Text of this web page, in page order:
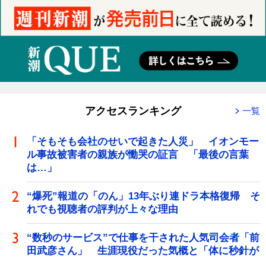
アクセスランキング 一覧
「そもそも会社のせいで起きた人災」 イオンモー
ル事故被害者の親族が慟哭の証言 「最後の言葉
は…」
“爆死”報道の「のん」13年ぶり連ドラ本格復帰 そ
れでも視聴者の評判が上々な理由
“数秒のサービス”で仕事を干された人気司会者「前
田武彦さん」 生涯現役だった気概と「体に秒針が